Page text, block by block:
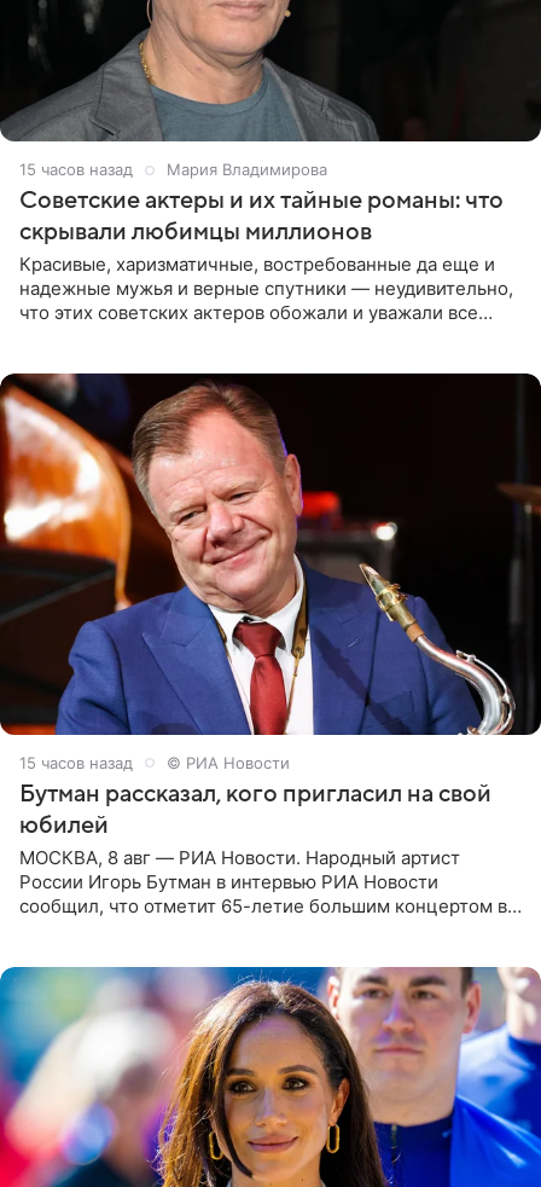
15 часов назад Мария Владимирова
Советские актеры и их тайные романы: что
скрывали любимцы миллионов
Красивые, харизматичные, востребованные да еще и
надежные мужья и верные спутники — неудивительно,
что этих советских актеров обожали и уважали все
15 часов назад © РИА Новости
Бутман рассказал, кого пригласил на свой
юбилей
МОСКВА, 8 авг — РИА Новости. Народный артист
России Игорь Бутман в интервью РИА Новости
сообщил, что отметит 65-летие большим концертом в